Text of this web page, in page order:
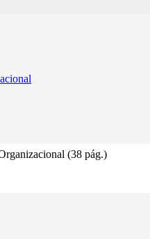
(38 pág.)